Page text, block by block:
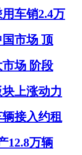
车销2.4万
市场 顶
场 阶段
上涨动力
接入约租
12.8万辆